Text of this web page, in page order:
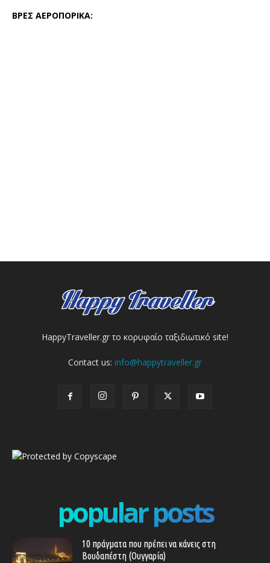
ΒΡΕΣ ΑΕΡΟΠΟΡΙΚΑ:
HappyTraveller.gr το κορυφαίο ταξιδιωτικό site!
Contact us: info@happytraveller.gr
popular posts
10 πράγματα που πρέπει να κάνεις στη
Βουδαπέστη (Ουγγαρία)